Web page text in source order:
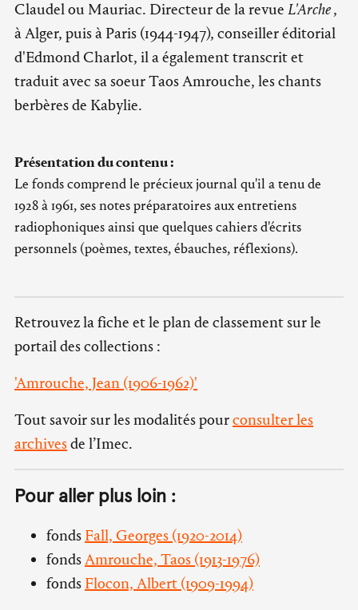
Claudel ou Mauriac. Directeur de la revue L'Arche,
à Alger, puis à Paris (1944-1947), conseiller éditorial
d'Edmond Charlot, il a également transcrit et
traduit avec sa soeur Taos Amrouche, les chants
berbères de Kabylie.
Présentation du contenu :
Le fonds comprend le précieux journal qu'il a tenu de
1928 à 1961, ses notes préparatoires aux entretiens
radiophoniques ainsi que quelques cahiers d'écrits
personnels (poèmes, textes, ébauches, réflexions).
Retrouvez la fiche et le plan de classement sur le
portail des collections :
'Amrouche, Jean (1906-1962)'
Tout savoir sur les modalités pourconsulter les
archivesde l’Imec.
Pour aller plus loin :
fonds Fall, Georges (1920-2014)
fondsAmrouche, Taos (1913-1976)
fonds Flocon, Albert (1909-1994)